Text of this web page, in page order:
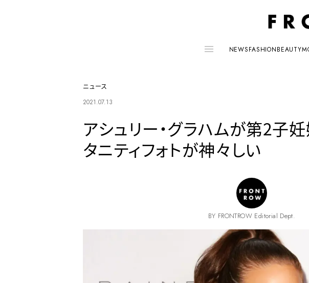
NEWSFASHIONBEAUTY
ニュース
2021.07.13
アシュリー・グラハムが第2子
タニティフォトが神々しい
BY FRONTROW Editorial Dept.